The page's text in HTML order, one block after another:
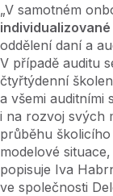
„V samotném
oddělení daní a
V případě auditu
čtyřtýdenní
a všemi auditními
i na rozvoj svých
průběhu
modelové
popisuje Iva
ve společnosti